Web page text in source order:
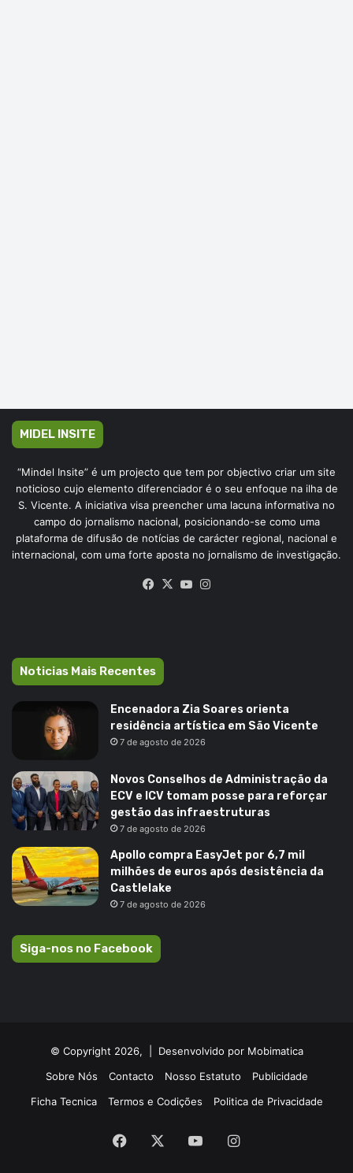
MIDEL INSITE
“Mindel Insite” é um projecto que tem por objectivo criar um site
noticioso cujo elemento diferenciador é o seu enfoque na ilha de
S. Vicente. A iniciativa visa preencher uma lacuna informativa no
campo do jornalismo nacional, posicionando-se como uma
plataforma de difusão de notícias de carácter regional, nacional e
internacional, com uma forte aposta no jornalismo de investigação.
Facebook
X YouTube
Noticias Mais Recentes
Encenadora Zia Soares orienta
residência artística em São Vicente
7 de agosto de 2026
Novos Conselhos de Administração da
ECV e ICV tomam posse para reforçar
gestão das infraestruturas
7 de agosto de 2026
Apollo compra EasyJet por 6,7 mil
milhões de euros após desistência da
Castlelake
7 de agosto de 2026
Siga-nos no Facebook
© Copyright 2026, | Desenvolvido por Mobimatica
Sobre Nós
Contacto Nosso Estatuto
Publicidade
Ficha Tecnica
Termos e Codições Politica de Privacidade
Facebook YouTubeInstagram